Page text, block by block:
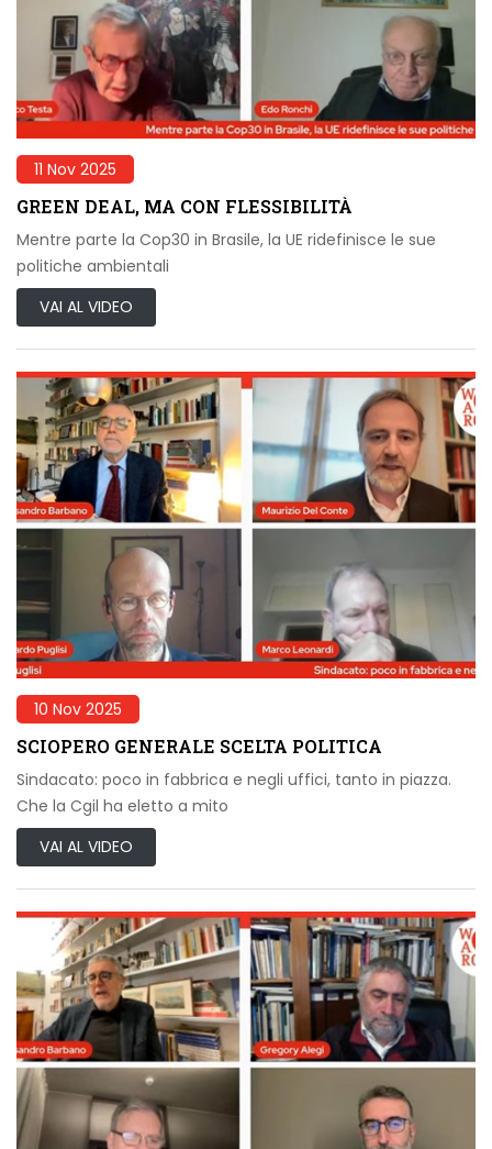
11 Nov 2025
GREEN DEAL, MA CON FLESSIBILITÀ
Mentre parte la Cop30 in Brasile, la UE ridefinisce le sue
politiche ambientali
VAI AL VIDEO
10 Nov 2025
SCIOPERO GENERALE SCELTA POLITICA
Sindacato: poco in fabbrica e negli uffici, tanto in piazza.
Che la Cgil ha eletto a mito
VAI AL VIDEO